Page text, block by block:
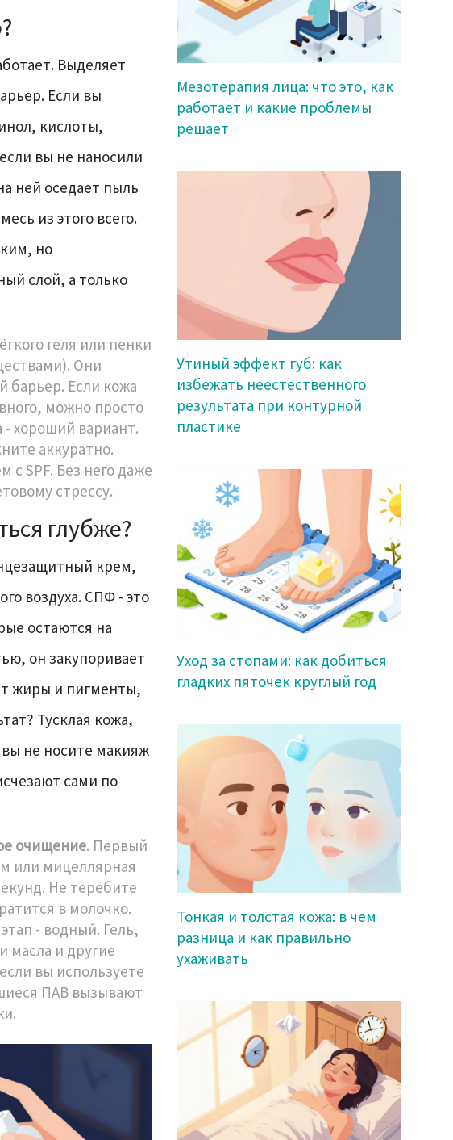
Выделяет
Если вы
кислоты,
вы не наносили
ней оседает пыль
из этого всего.
но
слой, а только
геля или пенки
Они
барьер. Если кожа
можно просто
хороший вариант.
аккуратно.
с SPF. Без него даже
стрессу.
глубже?
крем,
воздуха. СПФ - это
остаются на
он закупоривает
жиры и пигменты,
Тусклая кожа,
не носите макияж
сами по
очищение. Первый
или мицеллярная
Не теребите
в молочко.
- водный. Гель,
масла и другие
вы используете
ПАВ вызывают
Мезотерапия лица: что это, как
работает и какие проблемы
решает
Утиный эффект губ: как
избежать неестественного
результата при контурной
пластике
Уход за стопами: как добиться
гладких пяточек круглый год
Тонкая и толстая кожа: в чем
разница и как правильно
ухаживать